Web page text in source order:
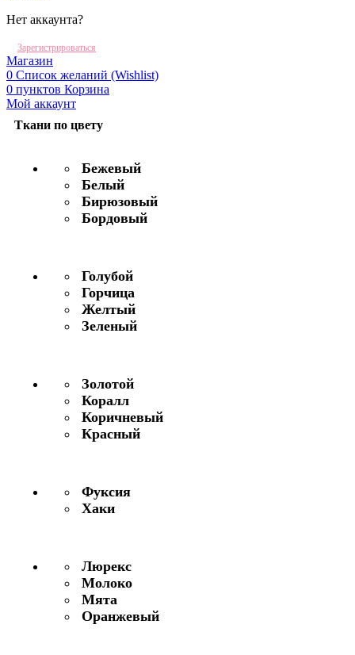
Нет аккаунта?
Зарегистрироваться
Магазин
0 Список желаний (Wishlist)
0 пунктов Корзина
Мой аккаунт
Ткани по цвету
Бежевый
Белый
Бирюзовый
Бордовый
Голубой
Горчица
Желтый
Зеленый
Золотой
Коралл
Коричневый
Красный
Фуксия
Хаки
Люрекс
Молоко
Мята
Оранжевый